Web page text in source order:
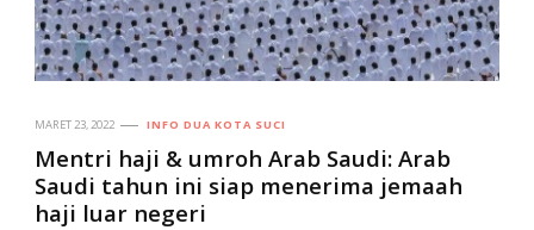
MARET 23, 2022 INFO DUA KOTA SUCI
Mentri haji & umroh Arab Saudi: Arab
Saudi tahun ini siap menerima jemaah
haji luar negeri